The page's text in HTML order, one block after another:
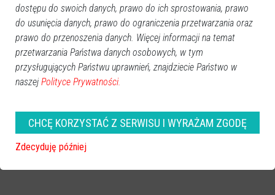
Więcej o:tymczasowe aresztowanie,prokuratorskie
śledztwo,Marzena K.,Kacper K.
dostępu do swoich danych, prawo do ich sprostowania, prawo
do usunięcia danych, prawo do ograniczenia przetwarzania oraz
prawo do przenoszenia danych. Więcej informacji na temat
przetwarzania Państwa danych osobowych, w tym
przysługujących Państwu uprawnień, znajdziecie Państwo w
naszej Polityce Prywatności.
CHCĘ KORZYSTAĆ Z SERWISU I WYRAŻAM ZGODĘ
Zdecyduję później